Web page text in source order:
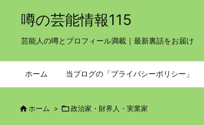
噂の芸能情報115
芸能人の噂とプロフィール満載｜最新裏話をお届け
ホーム 当ブログの「プライバシーポリシー」
ホーム > 政治家・財界人・実業家